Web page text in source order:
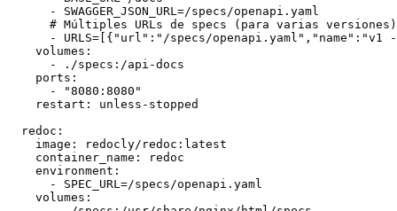
      - SWAGGER_JSON_URL=/specs/openapi.yaml
      # Múltiples URLs de specs (para varias versiones)
- URLS=[{"url":"/specs/openapi.yaml","name":"v1
    volumes:
      - ./specs:/api-docs
    ports:
      - "8080:8080"
    restart: unless-stopped
  redoc:
    image: redocly/redoc:latest
    container_name: redoc
    environment:
      - SPEC_URL=/specs/openapi.yaml
    volumes: